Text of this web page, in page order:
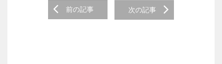
前の記事 次の記事